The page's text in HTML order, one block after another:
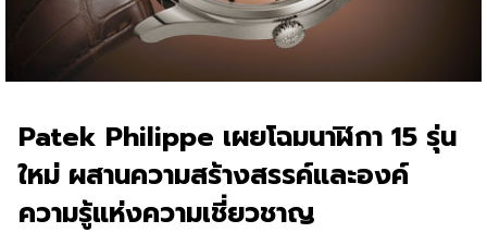
Patek Philippe เผยโฉมนาฬิกา 15 รุ่น
ใหม่ ผสานความสร้างสรรค์และองค์
ความรู้แห่งความเชี่ยวชาญ